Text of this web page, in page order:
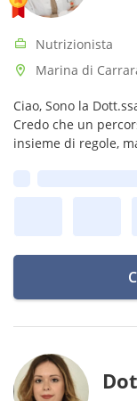
Nutrizionista
Marina di
Ciao, Sono la
Credo che un
insieme di regole,